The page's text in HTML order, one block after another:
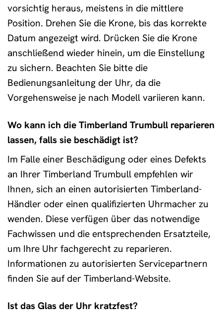
vorsichtig heraus, meistens in die mittlere
Position. Drehen Sie die Krone, bis das korrekte
Datum angezeigt wird. Drücken Sie die Krone
anschließend wieder hinein, um die Einstellung
zu sichern. Beachten Sie bitte die
Bedienungsanleitung der Uhr, da die
Vorgehensweise je nach Modell variieren kann.
Wo kann ich die Timberland Trumbull reparieren
lassen, falls sie beschädigt ist?
Im Falle einer Beschädigung oder eines Defekts
an Ihrer Timberland Trumbull empfehlen wir
Ihnen, sich an einen autorisierten Timberland-
Händler oder einen qualifizierten Uhrmacher zu
wenden. Diese verfügen über das notwendige
Fachwissen und die entsprechenden Ersatzteile,
um Ihre Uhr fachgerecht zu reparieren.
Informationen zu autorisierten Servicepartnern
finden Sie auf der Timberland-Website.
Ist das Glas der Uhr kratzfest?